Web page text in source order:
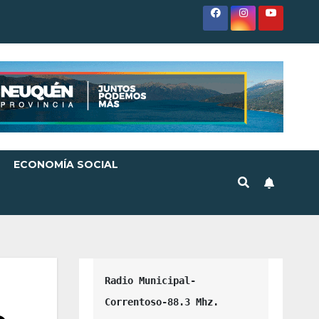
ECONOMÍA SOCIAL
Radio Municipal-
Correntoso-88.3 Mhz.